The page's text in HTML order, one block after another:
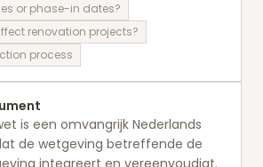
or phase-in dates?
renovation projects?
process
is een omvangrijk Nederlands
de wetgeving betreffende de
integreert en vereenvoudigt.